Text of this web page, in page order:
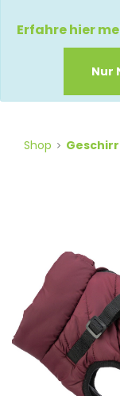
Erfahre hier
Nur
Shop